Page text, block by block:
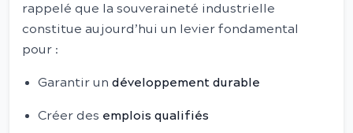
rappelé que la souveraineté industrielle
constitue aujourd’hui un levier fondamental
pour :
Garantir un développement durable
Créer des emplois qualifiés